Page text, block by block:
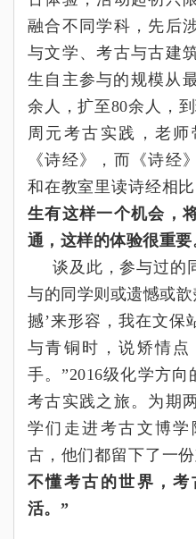
融合不同学科，先后
与文学、考古与古建
生自主参与的规模从
余人，扩至80余人，
周元考古实践，老
《诗经》，而《诗经
和在教室里读诗经相
生有这样一个机会，
通，这样的体验很重要
谈及此，参与过的
与的同学则或遗憾或歆
撼’来形容，我在文保
与青铜时，说矫情
手。”2016级化学方向
考古实践之旅。为期
学们走进考古文博
古，他们都留下了一份
不懂考古的世界，
活。 ”